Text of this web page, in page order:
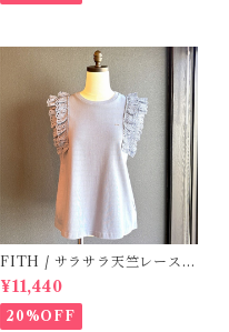
FITH / サラサラ天竺レースT
シャツ (BL) / 145・155
¥11,440
20%OFF